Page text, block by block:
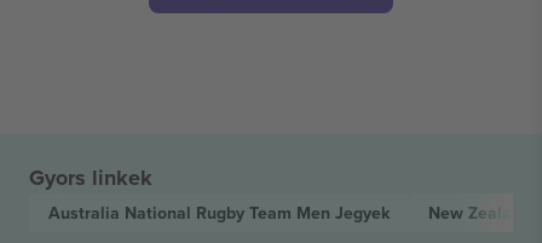
Gyors linkek
Australia National Rugby Team Men Jegyek New Zealand